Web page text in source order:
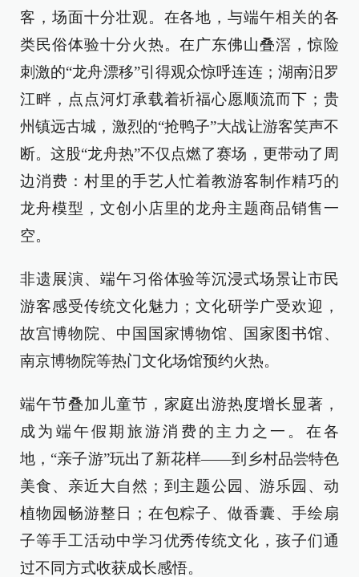
客，场面十分壮观。在各地，与端午相关的各
类民俗体验十分火热。在广东佛山叠滘，惊险
刺激的“龙舟漂移”引得观众惊呼连连；湖南汨罗
江畔，点点河灯承载着祈福心愿顺流而下；贵
州镇远古城，激烈的“抢鸭子”大战让游客笑声不
断。这股“龙舟热”不仅点燃了赛场，更带动了周
边消费：村里的手艺人忙着教游客制作精巧的
龙舟模型，文创小店里的龙舟主题商品销售一
空。
非遗展演、端午习俗体验等沉浸式场景让市民
游客感受传统文化魅力；文化研学广受欢迎，
故宫博物院、中国国家博物馆、国家图书馆、
南京博物院等热门文化场馆预约火热。
端午节叠加儿童节，家庭出游热度增长显著，
成为端午假期旅游消费的主力之一。在各
地，“亲子游”玩出了新花样——到乡村品尝特色
美食、亲近大自然；到主题公园、游乐园、动
植物园畅游整日；在包粽子、做香囊、手绘扇
子等手工活动中学习优秀传统文化，孩子们通
过不同方式收获成长感悟。